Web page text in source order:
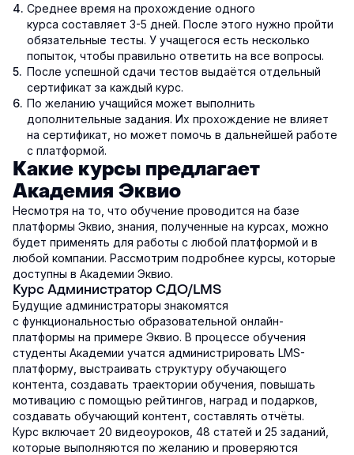
Среднее время на прохождение одного
курса составляет 3-5 дней. После этого нужно пройти
обязательные тесты. У учащегося есть несколько
попыток, чтобы правильно ответить на все вопросы.
После успешной сдачи тестов выдаётся отдельный
сертификат за каждый курс.
По желанию учащийся может выполнить
дополнительные задания. Их прохождение не влияет
на сертификат, но может помочь в дальнейшей работе
с платформой.
Какие курсы предлагает
Академия Эквио
Несмотря на то, что обучение проводится на базе
платформы Эквио, знания, полученные на курсах, можно
будет применять для работы с любой платформой и в
любой компании. Рассмотрим подробнее курсы, которые
доступны в Академии Эквио.
Курс Администратор СДО/LMS
Будущие администраторы знакомятся
с функциональностью образовательной онлайн-
платформы на примере Эквио. В процессе обучения
студенты Академии учатся администрировать LMS-
платформу, выстраивать структуру обучающего
контента, создавать траектории обучения, повышать
мотивацию с помощью рейтингов, наград и подарков,
создавать обучающий контент, составлять отчёты.
Курс включает 20 видеоуроков, 48 статей и 25 заданий,
которые выполняются по желанию и проверяются